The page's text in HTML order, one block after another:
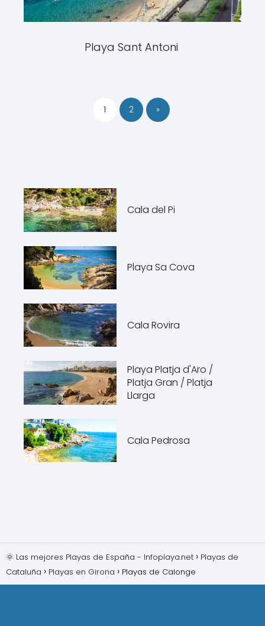
Playa Sant Antoni
1 2 »
Cala del Pi
Playa Sa Cova
Cala Rovira
Playa Platja d'Aro /
Platja Gran / Platja
Llarga
Cala Pedrosa
🌞 Las mejores Playas de España - Infoplaya.net
Playas de
Cataluña
Playas en Girona Playas de Calonge